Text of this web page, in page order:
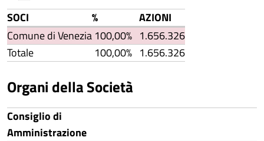
SOCI %
AZIONI
Comune di Venezia 100,00% 1.656.326
Totale
100,00% 1.656.326
Organi della Società
Consiglio di
Amministrazione